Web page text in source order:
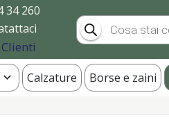
34 260
Products
search
Calzature Borse e zaini